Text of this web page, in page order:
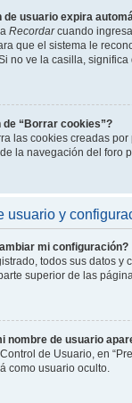
de usuario expira
Recordarcuando
que el sistema le
no ve la casilla,
de “Borrar cookies”?
las cookies creadas
la navegación del foro
usuario y
mi configuración?
todos sus datos
superior de las
nombre de usuario
de Usuario, en
como usuario oculto.